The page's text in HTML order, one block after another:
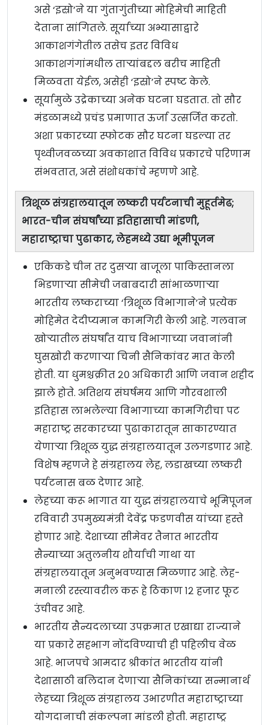
असे ‘इस्रो’ने या गुंतागुंतीच्या मोहिमेची माहिती
देताना सांगितले. सूर्याच्या अभ्यासाद्वारे
आकाशगंगेतील तसेच इतर विविध
आकाशगंगांमधील ताऱ्यांबद्दल बरीच माहिती
मिळवता येईल, असेही ‘इस्रो’ने स्पष्ट केले.
सूर्यामुळे उद्रेकाच्या अनेक घटना घडतात. तो सौर
मंडळामध्ये प्रचंड प्रमाणात ऊर्जा उत्सर्जित करतो.
अशा प्रकारच्या स्फोटक सौर घटना घडल्या तर
पृथ्वीजवळच्या अवकाशात विविध प्रकारचे परिणाम
संभवतात, असे संशोधकांचे म्हणणे आहे.
त्रिशूळ संग्रहालयातून लष्करी पर्यटनाची मुहूर्तमेढ;
भारत-चीन संघर्षांच्या इतिहासाची मांडणी,
महाराष्ट्राचा पुढाकार, लेहमध्ये उद्या भूमीपूजन
एकिकडे चीन तर दुसऱ्या बाजूला पाकिस्तानला
भिडणाऱ्या सीमेची जबाबदारी सांभाळणाऱ्या
भारतीय लष्कराच्या ‘त्रिशूळ विभागाने’ने प्रत्येक
मोहिमेत देदीप्यमान कामगिरी केली आहे. गलवान
खोऱ्यातील संघर्षांत याच विभागाच्या जवानांनी
घुसखोरी करणाऱ्या चिनी सैनिकांवर मात केली
होती. या धुमश्चक्रीत २० अधिकारी आणि जवान शहीद
झाले होते. अतिशय संघर्षमय आणि गौरवशाली
इतिहास लाभलेल्या विभागाच्या कामगिरीचा पट
महाराष्ट्र सरकारच्या पुढाकारातून साकारण्यात
येणाऱ्या त्रिशूळ युद्ध संग्रहालयातून उलगडणार आहे.
विशेष म्हणजे हे संग्रहालय लेह, लडाखच्या लष्करी
पर्यटनास बळ देणार आहे.
लेहच्या करू भागात या युद्ध संग्रहालयाचे भूमिपूजन
रविवारी उपमुख्यमंत्री देवेंद्र फडणवीस यांच्या हस्ते
होणार आहे. देशाच्या सीमेवर तैनात भारतीय
सैन्याच्या अतुलनीय शौर्याची गाथा या
संग्रहालयातून अनुभवण्यास मिळणार आहे. लेह-
मनाली रस्त्यावरील करू हे ठिकाण १२ हजार फूट
उंचीवर आहे.
भारतीय सैन्यदलाच्या उपक्रमात एखाद्या राज्याने
या प्रकारे सहभाग नोंदविण्याची ही पहिलीच वेळ
आहे. भाजपचे आमदार श्रीकांत भारतीय यांनी
देशासाठी बलिदान देणाऱ्या सैनिकांच्या सन्मानार्थ
लेहच्या त्रिशूळ संग्रहालय उभारणीत महाराष्ट्राच्या
योगदानाची संकल्पना मांडली होती. महाराष्ट्र